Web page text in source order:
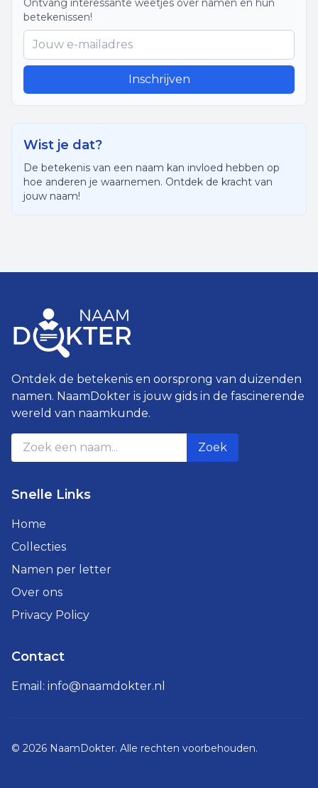
Ontvang interessante weetjes over namen en hun
betekenissen!
Inschrijven
Wist je dat?
De betekenis van een naam kan invloed hebben op
hoe anderen je waarnemen. Ontdek de kracht van
jouw naam!
Ontdek de betekenis en oorsprong van duizenden
namen. NaamDokter is jouw gids in de fascinerende
wereld van naamkunde.
Zoek
Snelle Links
Home
Collecties
Namen per letter
Over ons
Privacy Policy
Contact
Email: info@naamdokter.nl
© 2026 NaamDokter. Alle rechten voorbehouden.